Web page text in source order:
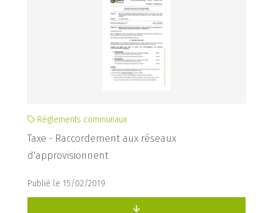
Règlements communaux
Taxe - Raccordement aux réseaux
d'approvisionnent
Publié le 15/02/2019